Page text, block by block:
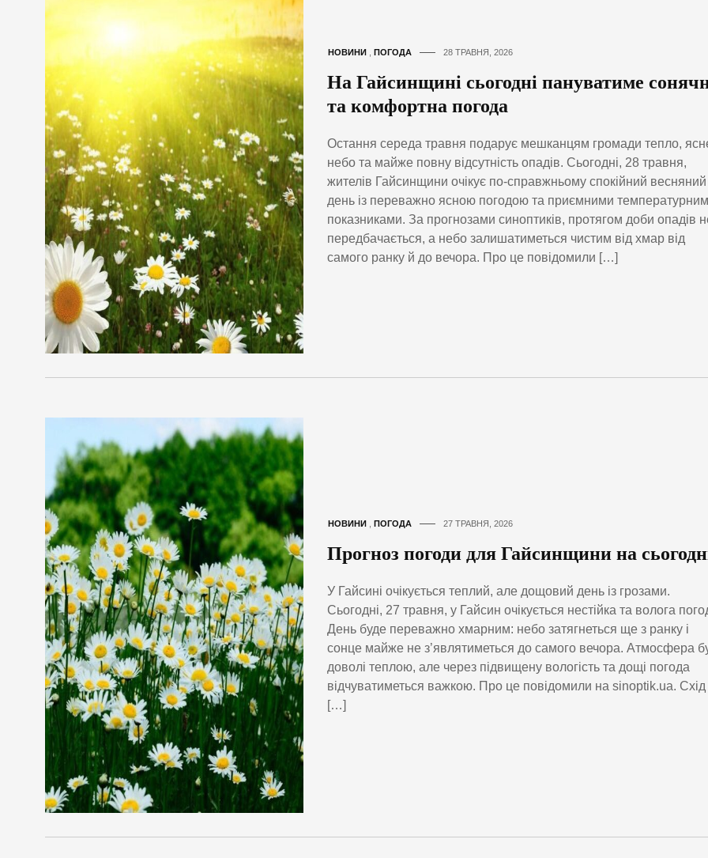
НОВИНИ ПОГОДА 28 ТРАВНЯ, 2026
На Гайсинщині сьогодні пануватиме
та комфортна погода
Остання середа травня подарує мешканцям громади тепло,
небо та майже повну відсутність опадів. Сьогодні, 28 травня,
жителів Гайсинщини очікує по-справжньому спокійний весняний
день із переважно ясною погодою та приємними
показниками. За прогнозами синоптиків, протягом доби опадів
передбачається, а небо залишатиметься чистим від хмар від
самого ранку й до вечора. Про це повідомили […]
НОВИНИ ПОГОДА 27 ТРАВНЯ, 2026
Прогноз погоди для Гайсинщини на
У Гайсині очікується теплий, але дощовий день із грозами.
Сьогодні, 27 травня, у Гайсин очікується нестійка та волога
День буде переважно хмарним: небо затягнеться ще з ранку і
сонце майже не з’являтиметься до самого вечора. Атмосфера
доволі теплою, але через підвищену вологість та дощі погода
відчуватиметься важкою. Про це повідомили на sinoptik.ua. Схід
[…]